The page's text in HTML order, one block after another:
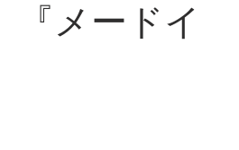
メードイ